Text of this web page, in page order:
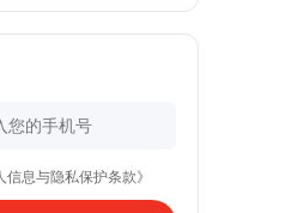
息与隐私保护条款》